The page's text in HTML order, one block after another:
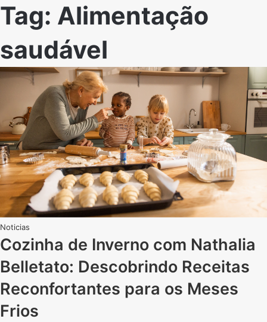
Tag: Alimentação
saudável
Noticias
Cozinha de Inverno com Nathalia
Belletato: Descobrindo Receitas
Reconfortantes para os Meses
Frios